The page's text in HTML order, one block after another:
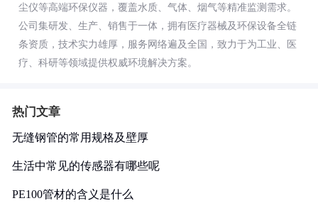
尘仪等高端环保仪器，覆盖水质、气体、烟气等精准监测需求。
公司集研发、生产、销售于一体，拥有医疗器械及环保设备全链
条资质，技术实力雄厚，服务网络遍及全国，致力于为工业、医
疗、科研等领域提供权威环境解决方案。
热门文章
无缝钢管的常用规格及壁厚
生活中常见的传感器有哪些呢
PE100管材的含义是什么